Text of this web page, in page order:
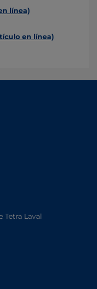
línea)
en línea)
Tetra Laval